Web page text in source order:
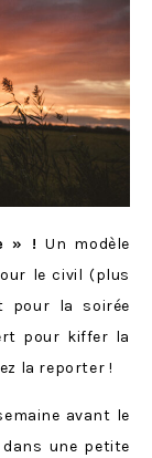
» ! Un modèle
le civil (plus
pour la soirée
pour kiffer la
la reporter !
avant le
dans une petite